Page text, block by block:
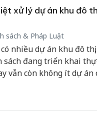
xử lý dự án khu đô
sách & Pháp Luật
nhiều dự án khu đô
sách đang triển khai
vẫn còn không ít dự